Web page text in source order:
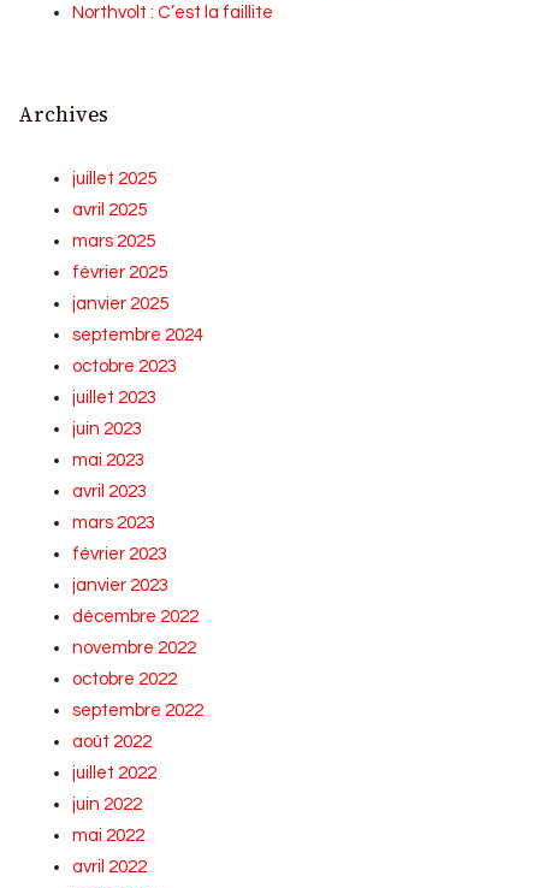
Northvolt : C’est la faillite
Archives
juillet 2025
avril 2025
mars 2025
février 2025
janvier 2025
septembre 2024
octobre 2023
juillet 2023
juin 2023
mai 2023
avril 2023
mars 2023
février 2023
janvier 2023
décembre 2022
novembre 2022
octobre 2022
septembre 2022
août 2022
juillet 2022
juin 2022
mai 2022
avril 2022